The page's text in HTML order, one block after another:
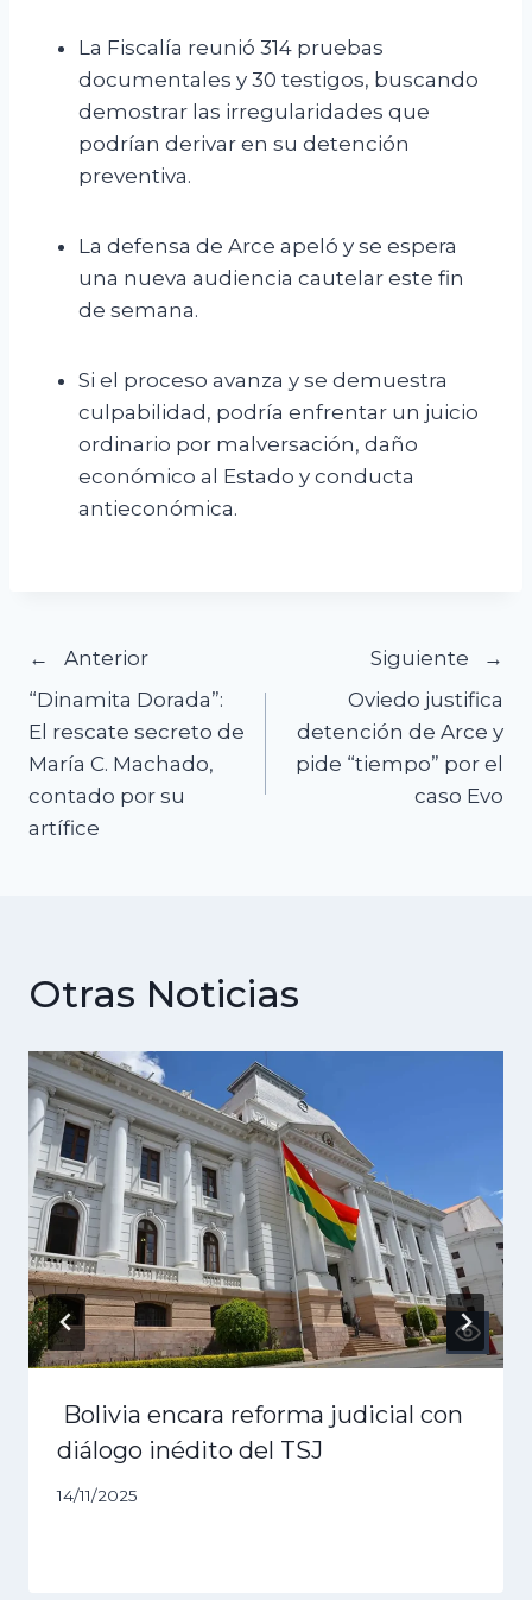
La Fiscalía reunió 314 pruebas
documentales y 30 testigos, buscando
demostrar las irregularidades que
podrían derivar en su detención
preventiva.
La defensa de Arce apeló y se espera
una nueva audiencia cautelar este fin
de semana.
Si el proceso avanza y se demuestra
culpabilidad, podría enfrentar un juicio
ordinario por malversación, daño
económico al Estado y conducta
antieconómica.
Navegación
de
entradas
Anterior
“Dinamita Dorada”:
El rescate secreto de
María C. Machado,
contado por su
artífice
Siguiente
Oviedo justifica
detención de Arce y
pide “tiempo” por el
caso Evo
Otras Noticias
Bolivia encara reforma judicial con
diálogo inédito del TSJ
14/11/2025